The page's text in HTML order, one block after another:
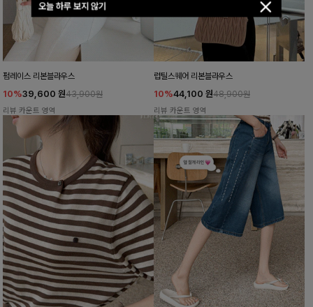
오늘 하루 보지 않기
펌레이스 리본블라우스
10%39,600 원43,900원
리뷰 카운트 영역
럽틸스퀘어 리본블라우스
10%44,100 원48,900원
리뷰 카운트 영역